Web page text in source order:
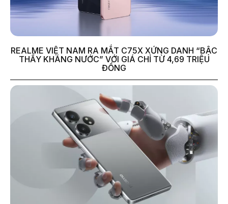
REALME VIỆT NAM RA MẮT C75X XỨNG DANH “BẬC
THẦY KHÁNG NƯỚC” VỚI GIÁ CHỈ TỪ 4,69 TRIỆU
ĐỒNG